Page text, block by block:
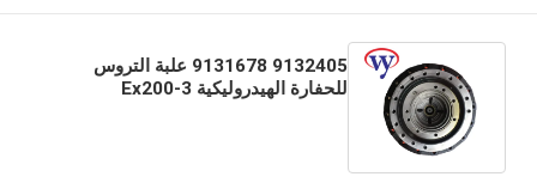
9132405 9131678 علبة التروس
للحفارة الهيدروليكية Ex200-3